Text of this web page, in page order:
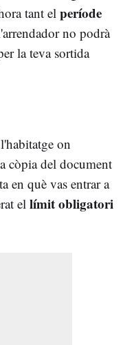
tant el període
no podrà
la teva sortida
on
còpia del document
en què vas entrar a
el límit obligatori